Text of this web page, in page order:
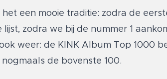
een mooie traditie: zodra de
zodra we bij de nummer 1
weer: de KINK Album Top 1000
de bovenste 100.